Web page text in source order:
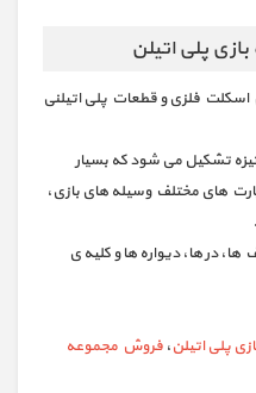
پلی اتیلن
فلزی و قطعات پلی اتیلنی
تشکیل می شود که بسیار
های مختلف وسیله های بازی،
در ها، دیواره ها و کلیه ی
پلی اتیلن، فروش مجموعه